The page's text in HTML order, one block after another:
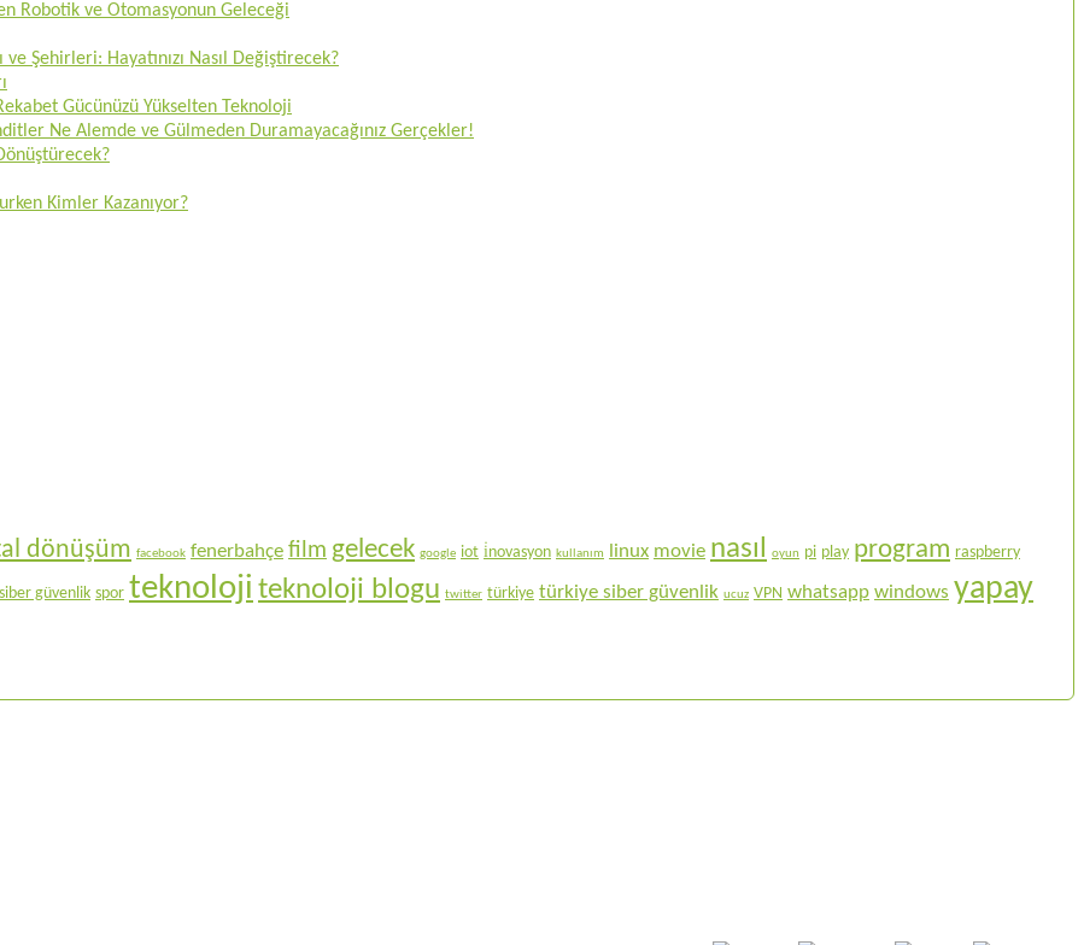
Robotik ve Otomasyonun Geleceği
Şehirleri: Hayatınızı Nasıl Değiştirecek?
Gücünüzü Yükselten Teknoloji
Ne Alemde ve Gülmeden Duramayacağınız Gerçekler!
Kimler Kazanıyor?
dönüşüm facebook fenerbahçe film gelecek google iot i̇novasyon kullanım linux movie nasıl oyun pi play program raspberry
siber güvenlik spor teknoloji teknoloji blogu twitter türkiye türkiye siber güvenlik ucuz VPN whatsapp windows yapay